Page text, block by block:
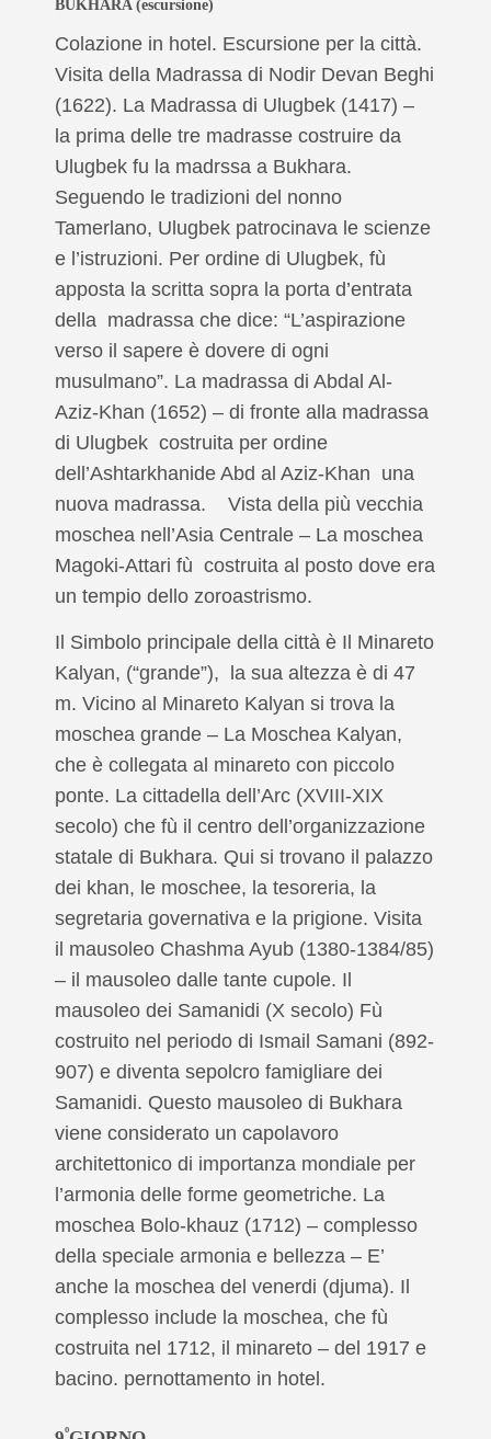
BUKHARA(escursione)
Colazione in hotel. Escursione per la città.
Visita della Madrassa di Nodir Devan Beghi
(1622). La Madrassa di Ulugbek (1417) –
la prima delle tre madrasse costruire da
Ulugbek fu la madrssa a Bukhara.
Seguendo le tradizioni del nonno
Tamerlano, Ulugbek patrocinava le scienze
e l’istruzioni. Per ordine di Ulugbek, fù
apposta la scritta sopra la porta d’entrata
della madrassa che dice: “L’aspirazione
verso il sapere è dovere di ogni
musulmano”. La madrassa di Abdal Al-
Aziz-Khan (1652) – di fronte alla madrassa
di Ulugbek costruita per ordine
dell’Ashtarkhanide Abd al Aziz-Khan una
nuova madrassa. Vista della più vecchia
moschea nell’Asia Centrale – La moschea
Magoki-Attari fù costruita al posto dove era
un tempio dello zoroastrismo.
Il Simbolo principale della città è Il Minareto
Kalyan, (“grande”), la sua altezza è di 47
m. Vicino al Minareto Kalyan si trova la
moschea grande – La Moschea Kalyan,
che è collegata al minareto con piccolo
ponte. La cittadella dell’Arc (XVIII-XIX
secolo) che fù il centro dell’organizzazione
statale di Bukhara. Qui si trovano il palazzo
dei khan, le moschee, la tesoreria, la
segretaria governativa e la prigione. Visita
il mausoleo Chashma Ayub (1380-1384/85)
– il mausoleo dalle tante cupole. Il
mausoleo dei Samanidi (X secolo) Fù
costruito nel periodo di Ismail Samani (892-
907) e diventa sepolcro famigliare dei
Samanidi. Questo mausoleo di Bukhara
viene considerato un capolavoro
architettonico di importanza mondiale per
l’armonia delle forme geometriche. La
moschea Bolo-khauz (1712) – complesso
della speciale armonia e bellezza – E’
anche la moschea del venerdi (djuma). Il
complesso include la moschea, che fù
costruita nel 1712, il minareto – del 1917 e
bacino. pernottamento in hotel.
º